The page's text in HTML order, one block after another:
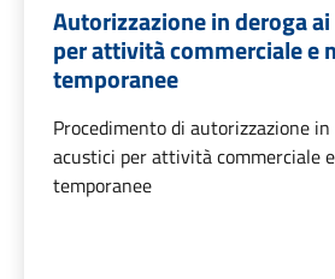
Autorizzazione in deroga
per attività commerciale e
temporanee
Procedimento di autorizzazione
acustici per attività commerciale
temporanee